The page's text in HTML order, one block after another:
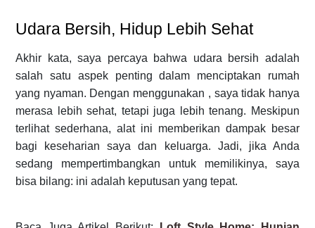
Udara Bersih, Hidup Lebih Sehat
Akhir kata, saya percaya bahwa udara bersih adalah
salah satu aspek penting dalam menciptakan rumah
yang nyaman. Dengan menggunakan , saya tidak hanya
merasa lebih sehat, tetapi juga lebih tenang. Meskipun
terlihat sederhana, alat ini memberikan dampak besar
bagi keseharian saya dan keluarga. Jadi, jika Anda
sedang mempertimbangkan untuk memilikinya, saya
bisa bilang: ini adalah keputusan yang tepat.